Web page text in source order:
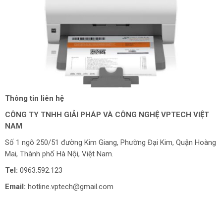
Thông tin liên hệ
CÔNG TY TNHH GIẢI PHÁP VÀ CÔNG NGHỆ VPTECH VIỆT
NAM
Số 1 ngõ 250/51 đường Kim Giang, Phường Đại Kim, Quận Hoàng
Mai, Thành phố Hà Nội, Việt Nam.
Tel: 0963.592.123
Email: hotline.vptech@gmail.com